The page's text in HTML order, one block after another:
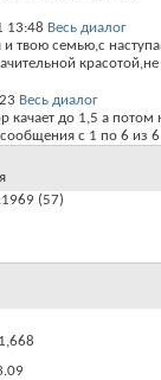
13:48 Весь диалог
и твою семью,с
Весь диалог
качает до 1,5 а
с 1 по 6 из 6
(57)